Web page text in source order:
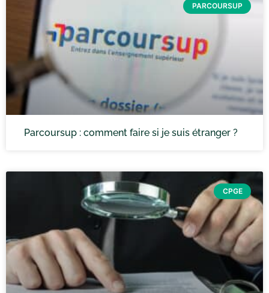
PARCOURSUP
Parcoursup : comment faire si je suis étranger ?
CPGE